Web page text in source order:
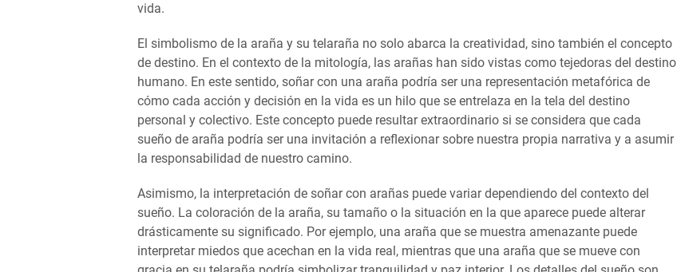
vida.
El simbolismo de la araña y su telaraña no solo abarca la creatividad, sino también el concepto
de destino. En el contexto de la mitología, las arañas han sido vistas como tejedoras del destino
humano. En este sentido, soñar con una araña podría ser una representación metafórica de
cómo cada acción y decisión en la vida es un hilo que se entrelaza en la tela del destino
personal y colectivo. Este concepto puede resultar extraordinario si se considera que cada
sueño de araña podría ser una invitación a reflexionar sobre nuestra propia narrativa y a asumir
la responsabilidad de nuestro camino.
Asimismo, la interpretación de soñar con arañas puede variar dependiendo del contexto del
sueño. La coloración de la araña, su tamaño o la situación en la que aparece puede alterar
drásticamente su significado. Por ejemplo, una araña que se muestra amenazante puede
interpretar miedos que acechan en la vida real, mientras que una araña que se mueve con